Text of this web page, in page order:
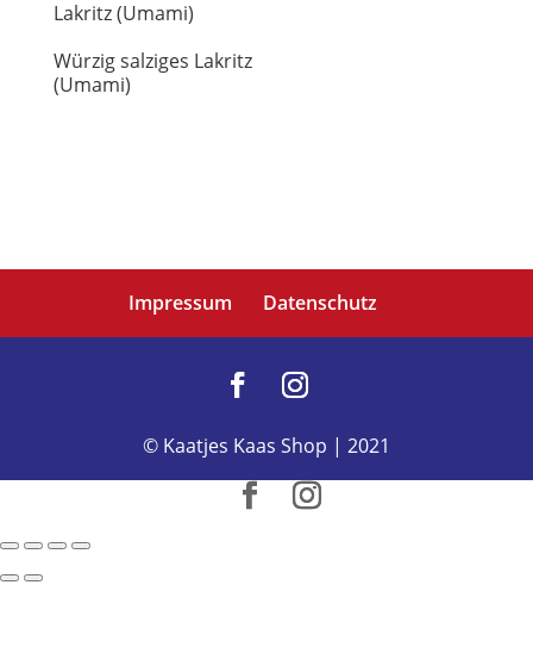
Würzig salziges Lakritz
(Umami)
Impressum Datenschutz
© Kaatjes Kaas Shop | 2021